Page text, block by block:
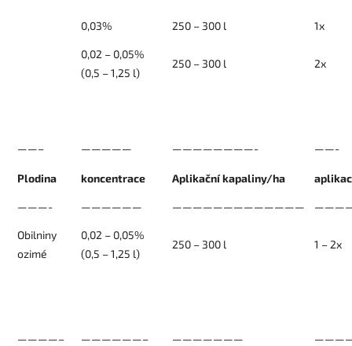
0,03% 250 – 300 l 1x
0,02 – 0,05%
(0,5 – 1,25 l)
250 – 300 l 2x
——– ————— ————————- ——-
Plodina koncentrace Aplikační kapaliny/ha
———- —————— —————————————
Obilniny
ozimé
0,02 – 0,05%
(0,5 – 1,25 l)
250 – 300 l 1 – 2x
————– ——————– ———————